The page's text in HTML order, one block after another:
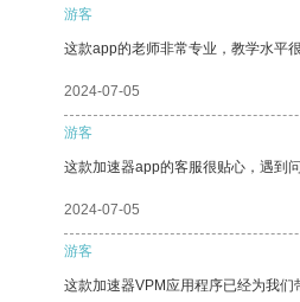
游客
这款app的老师非常专业，教学水平
2024-07-05
游客
这款加速器app的客服很贴心，遇到
2024-07-05
游客
这款加速器VPM应用程序已经为我们